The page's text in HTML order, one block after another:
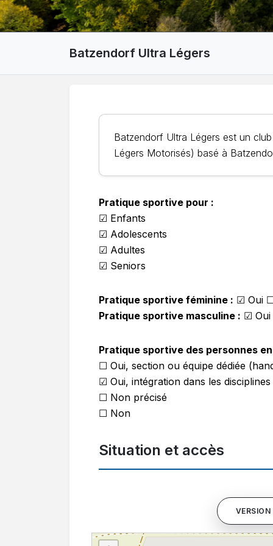
Batzendorf Ultra Légers
Batzendorf Ultra Légers est un
Légers Motorisés) basé à
Pratique sportive pour :
☑ Enfants
☑ Adolescents
☑ Adultes
☑ Seniors
Pratique sportive féminine : ☑ Oui
Pratique sportive masculine : ☑
Pratique sportive des personnes
☐ Oui, section ou équipe dédiée
☑ Oui, intégration dans les disciplines
☐ Non précisé
☐ Non
Situation et accès